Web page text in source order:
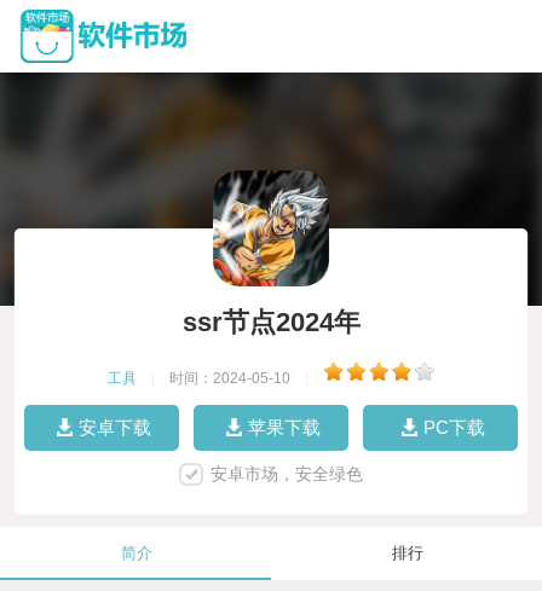
ssr节点2024年
工具 时间：2024-05-10
安卓下载 苹果下载 PC下载
安卓市场，安全绿色
简介 排行